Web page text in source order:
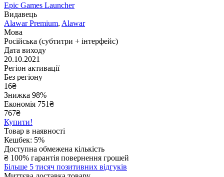
Epic Games Launcher
Видавець
Alawar Premium, Alawar
Мова
Російська (субтитри + інтерфейс)
Дата виходу
20.10.2021
Регіон активації
Без регіону
16₴
Знижка 98%
Економія 751₴
767₴
Купити!
Товар в наявності
Кешбек: 5%
Доступна обмежена кількість
₴ 100% гарантія повернення грошей
Більше 5 тисяч позитивних відгуків